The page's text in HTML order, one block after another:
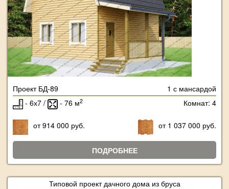
Проект БД-89
1 с мансардой
- 6х7 /
- 76 м2 Комнат: 4
от 914 000 руб. от 1 037 000 руб.
ПОДРОБНЕЕ
Типовой проект дачного дома из бруса